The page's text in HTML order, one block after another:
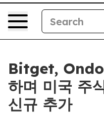
Bitget, Ondo
하며 미국 주
신규 추가